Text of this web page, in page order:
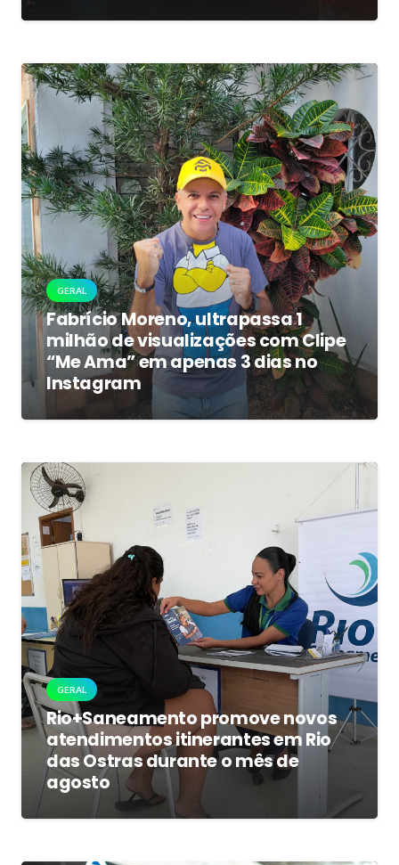
GERAL
Fabrício Moreno, ultrapassa 1
milhão de visualizações com Clipe
“Me Ama” em apenas 3 dias no
Instagram
GERAL
Rio+Saneamento promove novos
atendimentos itinerantes em Rio
das Ostras durante o mês de
agosto